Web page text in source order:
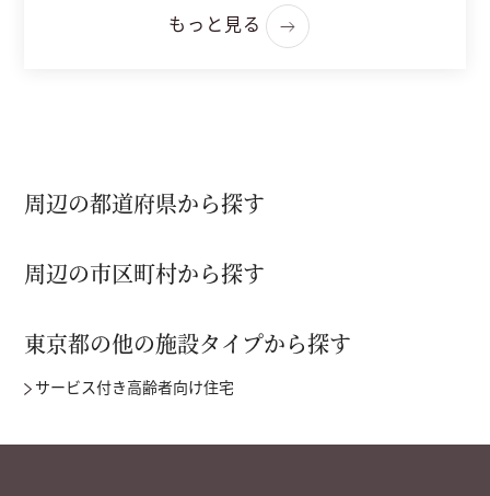
もっと見る
周辺の都道府県から探す
周辺の市区町村から探す
東京都の他の施設タイプから探す
サービス付き高齢者向け住宅